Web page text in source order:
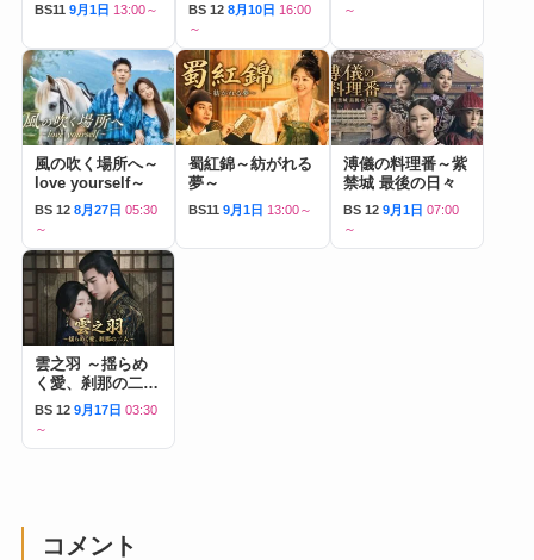
BS11 9月1日 13:00～ BS 12 8月10日 16:00
～
～
風の吹く場所へ～
love yourself～
BS 12 8月27日 05:30
～
蜀紅錦～紡がれる
夢～
BS11 9月1日 13:00～
溥儀の料理番～紫
禁城 最後の日々
BS 12 9月1日 07:00
～
雲之羽 ～揺らめ
く愛、刹那の二人
～
BS 12 9月17日 03:30
～
コメント